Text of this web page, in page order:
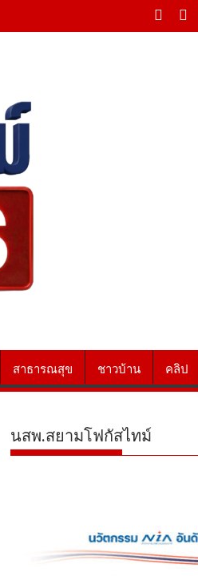
สาธารณสุข ชาวบ้าน คลิป
นสพ.สยามโฟกัสไทม์